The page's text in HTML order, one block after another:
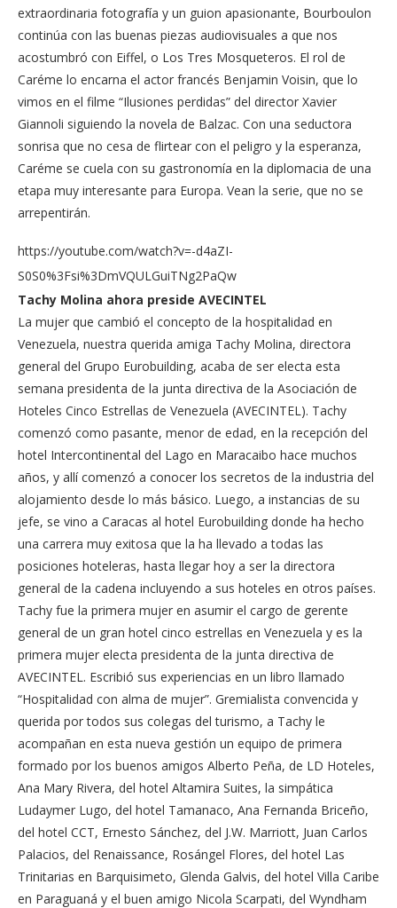
extraordinaria fotografía y un guion apasionante, Bourboulon
continúa con las buenas piezas audiovisuales a que nos
acostumbró con Eiffel, o Los Tres Mosqueteros. El rol de
Caréme lo encarna el actor francés Benjamin Voisin, que lo
vimos en el filme “Ilusiones perdidas” del director Xavier
Giannoli siguiendo la novela de Balzac. Con una seductora
sonrisa que no cesa de flirtear con el peligro y la esperanza,
Caréme se cuela con su gastronomía en la diplomacia de una
etapa muy interesante para Europa. Vean la serie, que no se
arrepentirán.
https://youtube.com/watch?v=-d4aZI-
S0S0%3Fsi%3DmVQULGuiTNg2PaQw
Tachy Molina ahora preside AVECINTEL
La mujer que cambió el concepto de la hospitalidad en
Venezuela, nuestra querida amiga Tachy Molina, directora
general del Grupo Eurobuilding, acaba de ser electa esta
semana presidenta de la junta directiva de la Asociación de
Hoteles Cinco Estrellas de Venezuela (AVECINTEL). Tachy
comenzó como pasante, menor de edad, en la recepción del
hotel Intercontinental del Lago en Maracaibo hace muchos
años, y allí comenzó a conocer los secretos de la industria del
alojamiento desde lo más básico. Luego, a instancias de su
jefe, se vino a Caracas al hotel Eurobuilding donde ha hecho
una carrera muy exitosa que la ha llevado a todas las
posiciones hoteleras, hasta llegar hoy a ser la directora
general de la cadena incluyendo a sus hoteles en otros países.
Tachy fue la primera mujer en asumir el cargo de gerente
general de un gran hotel cinco estrellas en Venezuela y es la
primera mujer electa presidenta de la junta directiva de
AVECINTEL. Escribió sus experiencias en un libro llamado
“Hospitalidad con alma de mujer”. Gremialista convencida y
querida por todos sus colegas del turismo, a Tachy le
acompañan en esta nueva gestión un equipo de primera
formado por los buenos amigos Alberto Peña, de LD Hoteles,
Ana Mary Rivera, del hotel Altamira Suites, la simpática
Ludaymer Lugo, del hotel Tamanaco, Ana Fernanda Briceño,
del hotel CCT, Ernesto Sánchez, del J.W. Marriott, Juan Carlos
Palacios, del Renaissance, Rosángel Flores, del hotel Las
Trinitarias en Barquisimeto, Glenda Galvis, del hotel Villa Caribe
en Paraguaná y el buen amigo Nicola Scarpati, del Wyndham